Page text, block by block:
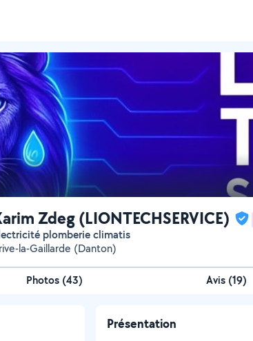
Zdeg (LIONTECHSERVICE)
plomberie climatis
la-Gaillarde (Danton)
Photos (43) Avis (19)
Présentation